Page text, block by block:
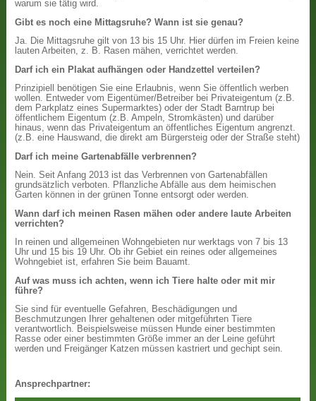
warum sie tätig wird.
Gibt es noch eine Mittagsruhe? Wann ist sie genau?
Ja. Die Mittagsruhe gilt von 13 bis 15 Uhr. Hier dürfen im Freien keine
lauten Arbeiten, z. B. Rasen mähen, verrichtet werden.
Darf ich ein Plakat aufhängen oder Handzettel verteilen?
Prinzipiell benötigen Sie eine Erlaubnis, wenn Sie öffentlich werben
wollen. Entweder vom Eigentümer/Betreiber bei Privateigentum (z.B.
dem Parkplatz eines Supermarktes) oder der Stadt Barntrup bei
öffentlichem Eigentum (z.B. Ampeln, Stromkästen) und darüber
hinaus, wenn das Privateigentum an öffentliches Eigentum angrenzt.
(z.B. eine Hauswand, die direkt am Bürgersteig oder der Straße steht)
Darf ich meine Gartenabfälle verbrennen?
Nein. Seit Anfang 2013 ist das Verbrennen von Gartenabfällen
grundsätzlich verboten. Pflanzliche Abfälle aus dem heimischen
Garten können in der grünen Tonne entsorgt oder werden.
Wann darf ich meinen Rasen mähen oder andere laute Arbeiten
verrichten?
In reinen und allgemeinen Wohngebieten nur werktags von 7 bis 13
Uhr und 15 bis 19 Uhr. Ob ihr Gebiet ein reines oder allgemeines
Wohngebiet ist, erfahren Sie beim Bauamt.
Auf was muss ich achten, wenn ich Tiere halte oder mit mir
führe?
Sie sind für eventuelle Gefahren, Beschädigungen und
Beschmutzungen Ihrer gehaltenen oder mitgeführten Tiere
verantwortlich. Beispielsweise müssen Hunde einer bestimmten
Rasse oder einer bestimmten Größe immer an der Leine geführt
werden und Freigänger Katzen müssen kastriert und gechipt sein.
Ansprechpartner: